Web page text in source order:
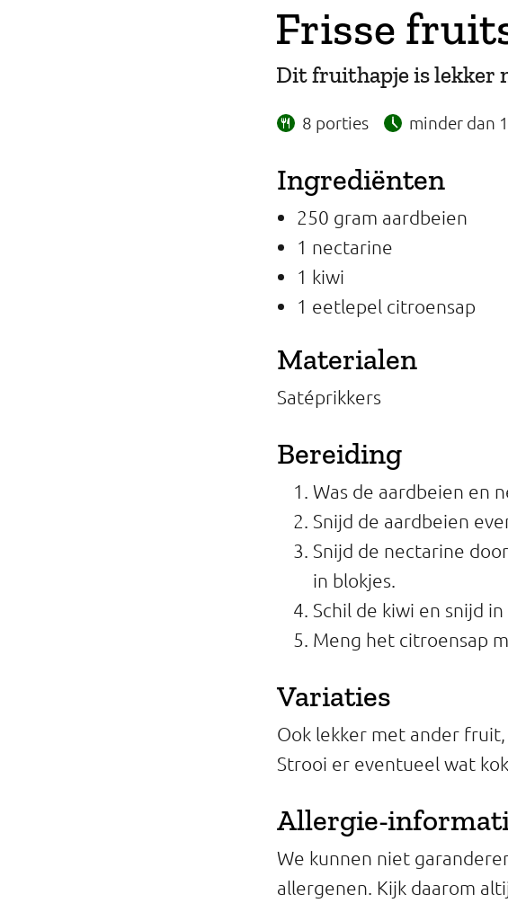
Professionals
Onderwijs
Eetomgevingen
Frisse
Dit fruithapje is lekker
8 porties minder dan
Ingrediënten
250 gram aardbeien
1 nectarine
1 kiwi
1 eetlepel citroensap
Materialen
Satéprikkers
Bereiding
Was de aardbeien en
Snijd de aardbeien
Snijd de nectarine
in blokjes.
Schil de kiwi en snijd in
Meng het citroensap
Variaties
Ook lekker met ander
Strooi er eventueel wat
Allergie-
We kunnen niet
allergenen. Kijk daarom